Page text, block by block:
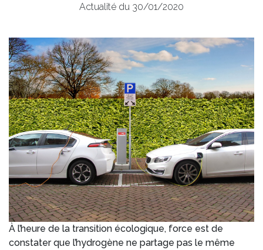
Actualité du 30/01/2020
À l’heure de la transition écologique, force est de
constater que l’hydrogène ne partage pas le même